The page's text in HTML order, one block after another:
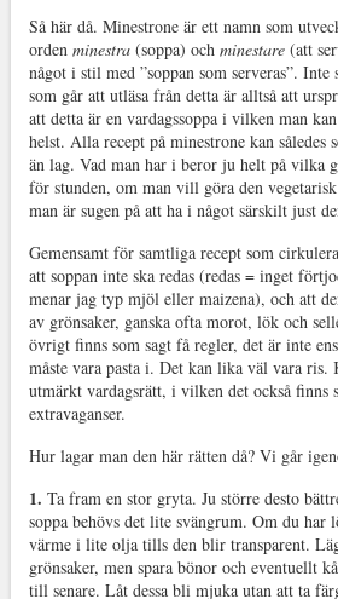
Så här då. Minestrone är ett namn som
orden minestra(soppa) och minestare(att
något i stil med ”soppan som serveras”.
som går att utläsa från detta är alltså att
att detta är en vardagssoppa i vilken man
helst. Alla recept på minestrone kan således
än lag. Vad man har i beror ju helt på vilka
för stunden, om man vill göra den
man är sugen på att ha i något särskilt just
Gemensamt för samtliga recept som
att soppan inte ska redas (redas = inget
menar jag typ mjöl eller maizena), och att
av grönsaker, ganska ofta morot, lök och
övrigt finns som sagt få regler, det är inte
måste vara pasta i. Det kan lika väl vara ris.
utmärkt vardagsrätt, i vilken det också finns
extravaganser.
Hur lagar man den här rätten då? Vi går
1. Ta fram en stor gryta. Ju större desto
soppa behövs det lite svängrum. Om du har
värme i lite olja tills den blir transparent.
grönsaker, men spara bönor och eventuellt
till senare. Låt dessa bli mjuka utan att ta